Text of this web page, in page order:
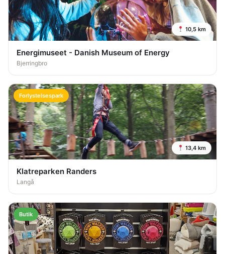
10,5 km
Energimuseet - Danish Museum of Energy
Bjerringbro
Forlystelsespark
13,4 km
Klatreparken Randers
Langå
Butik